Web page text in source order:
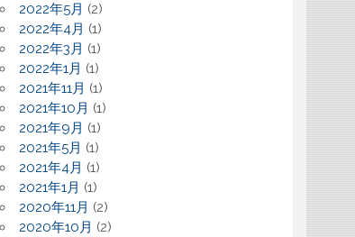
2022年5月 (2)
2022年4月 (1)
2022年3月 (1)
2022年1月 (1)
2021年11月 (1)
2021年10月 (1)
2021年9月 (1)
2021年5月 (1)
2021年4月 (1)
2021年1月 (1)
2020年11月 (2)
2020年10月 (2)